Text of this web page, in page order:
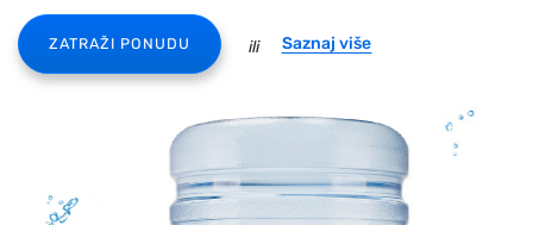
ZATRAŽI PONUDU ili Saznaj više